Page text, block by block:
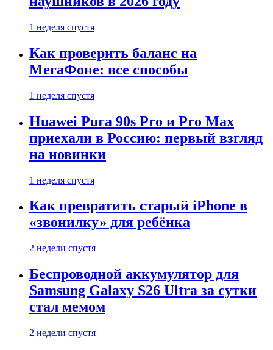
1 неделя спустя
Как проверить баланс на
МегаФоне: все способы
1 неделя спустя
Huawei Pura 90s Pro и Pro Max
приехали в Россию: первый взгляд
на новинки
1 неделя спустя
Как превратить старый iPhone в
«звонилку» для ребёнка
2 недели спустя
Беспроводной аккумулятор для
Samsung Galaxy S26 Ultra за сутки
стал мемом
2 недели спустя